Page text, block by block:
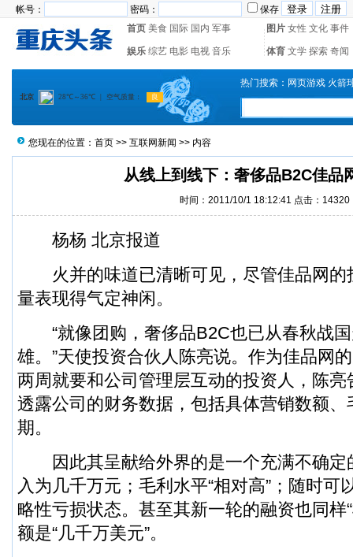
帐号： 密码：
保存
首页 美食 国际 国内 军事 图片 女性 文化 事件
娱乐 综艺 电影 电视 音乐 体育 文学 探索 奇闻
热门搜索： 网页游戏 火箭
您现在的位置： 首页 >> 互联网新闻 >> 内容
从线上到线下：奢侈品B2C佳品
时间：2011/10/1 18:12:41 点击：14320
杨杨 北京报道
火并的味道已清晰可见，尽管佳品网的
量表现得气定神闲。
“就像团购，奢侈品B2C也已从春秋战国
雄。”天使投资合伙人陈亮说。作为佳品网
两周就要和公司管理层互动的投资人，陈
透露公司的财务数据，包括具体营销数额
期。
因此其呈献给外界的是一个充满不确定
入为几千万元；毛利水平“相对高”；随时可
略性亏损状态。甚至其新一轮的融资也同样
额是“几千万美元”。